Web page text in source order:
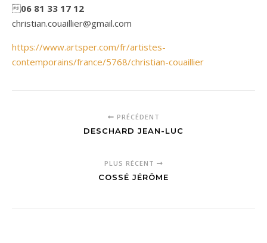
06 81 33 17 12
christian.couaillier@gmail.com
https://www.artsper.com/fr/artistes-
contemporains/france/5768/christian-couaillier
PRÉCÉDENT
DESCHARD JEAN-LUC
PLUS RÉCENT
COSSÉ JÉRÔME